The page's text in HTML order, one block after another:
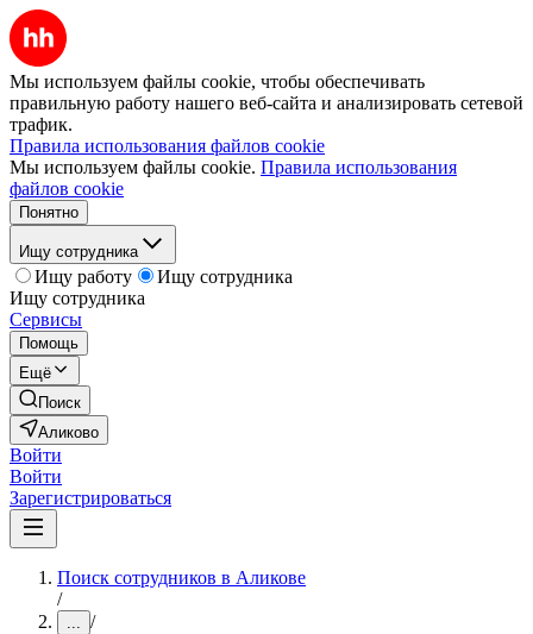
Мы используем файлы cookie, чтобы обеспечивать
правильную работу нашего веб-сайта и анализировать сетевой
трафик.
Правила использования файлов cookie
Мы используем файлы cookie. Правила использования
файлов cookie
Понятно
Ищу сотрудника
Ищу работу
Ищу сотрудника
Ищу сотрудника
Сервисы
Помощь
Ещё
Поиск
Аликово
Войти
Войти
Зарегистрироваться
Поиск сотрудников в Аликове
/
... /